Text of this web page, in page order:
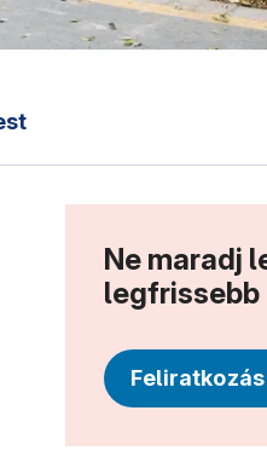
Ne maradj
legfrissebb
Feliratkozás